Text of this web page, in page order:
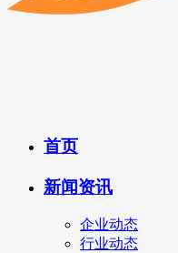
首页
新闻资讯
企业动态
行业动态